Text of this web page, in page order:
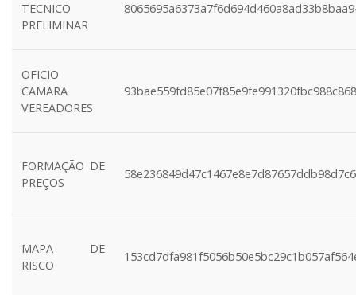
TECNICO
PRELIMINAR
OFICIO
CAMARA
VEREADORES
FORMAÇÃO DE
PREÇOS
MAPA DE
RISCO